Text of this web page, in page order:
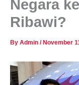
Negara
Ribawi?
By Admin /November